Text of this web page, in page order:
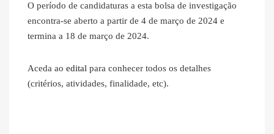
O período de candidaturas a esta bolsa de investigação
encontra-se aberto a partir de 4 de março de 2024 e
termina a 18 de março de 2024.
Aceda ao edital para conhecer todos os detalhes
(critérios, atividades, finalidade, etc).